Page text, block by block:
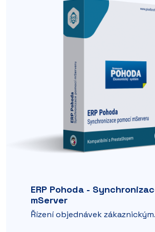
ERP Pohoda -
mServer
Řízení objednávek